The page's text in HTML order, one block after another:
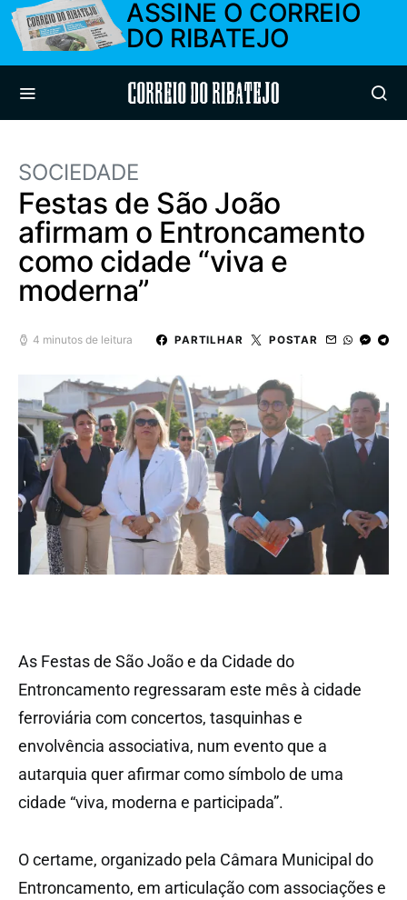
ASSINE O CORREIO
DO RIBATEJO
Correio do Ribatejo
SOCIEDADE
Festas de São João
afirmam o Entroncamento
como cidade “viva e
moderna”
4 minutos de leitura PARTILHAR POSTAR
As Festas de São João e da Cidade do
Entroncamento regressaram este mês à cidade
ferroviária com concertos, tasquinhas e
envolvência associativa, num evento que a
autarquia quer afirmar como símbolo de uma
cidade “viva, moderna e participada”.
O certame, organizado pela Câmara Municipal do
Entroncamento, em articulação com associações e